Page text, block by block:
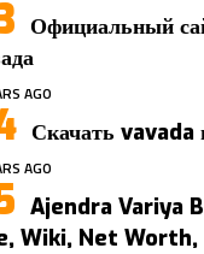
Официальный
AGO
Скачать vavada
AGO
Ajendra Variya
Wiki, Net Worth,